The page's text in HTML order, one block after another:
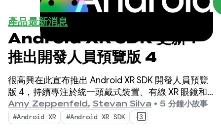
產品最新消息
Android XR SDK 更新：
推出開發人員預覽版 4
很高興在此宣布推出 Android XR SDK 開發人員預覽
版 4，持續專注於統一頭戴式裝置、有線 XR 眼鏡和
智慧眼鏡的跨裝置開發作業。
Amy Zeppenfeld, Stevan Silva • 5 分鐘小故事
#Android XR #Android XR SDK +3